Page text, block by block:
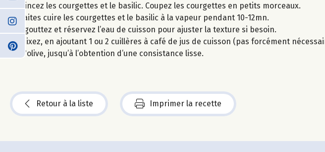
Rincez les courgettes et le basilic. Coupez les courgettes en petits morceaux.
Faites cuire les courgettes et le basilic à la vapeur pendant 10-12mn.
Egouttez et réservez l’eau de cuisson pour ajuster la texture si besoin.
Mixez, en ajoutant 1 ou 2 cuillères à café de jus de cuisson (pas forcément
d'olive, jusqu’à l’obtention d’une consistance lisse.
Retour à la liste Imprimer la recette